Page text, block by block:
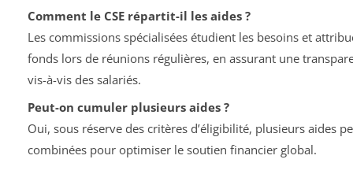
Comment le CSE répartit-il les aides ?
Les commissions spécialisées étudient les besoins et
fonds lors de réunions régulières, en assurant une
vis-à-vis des salariés.
Peut-on cumuler plusieurs aides ?
Oui, sous réserve des critères d’éligibilité, plusieurs aides
combinées pour optimiser le soutien financier global.